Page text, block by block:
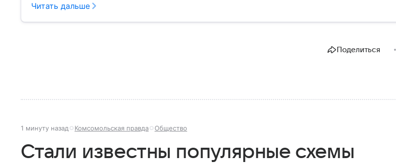
Читать дальше
Поделиться
1 минуту назад Комсомольская правда Общество
Стали известны популярные схемы